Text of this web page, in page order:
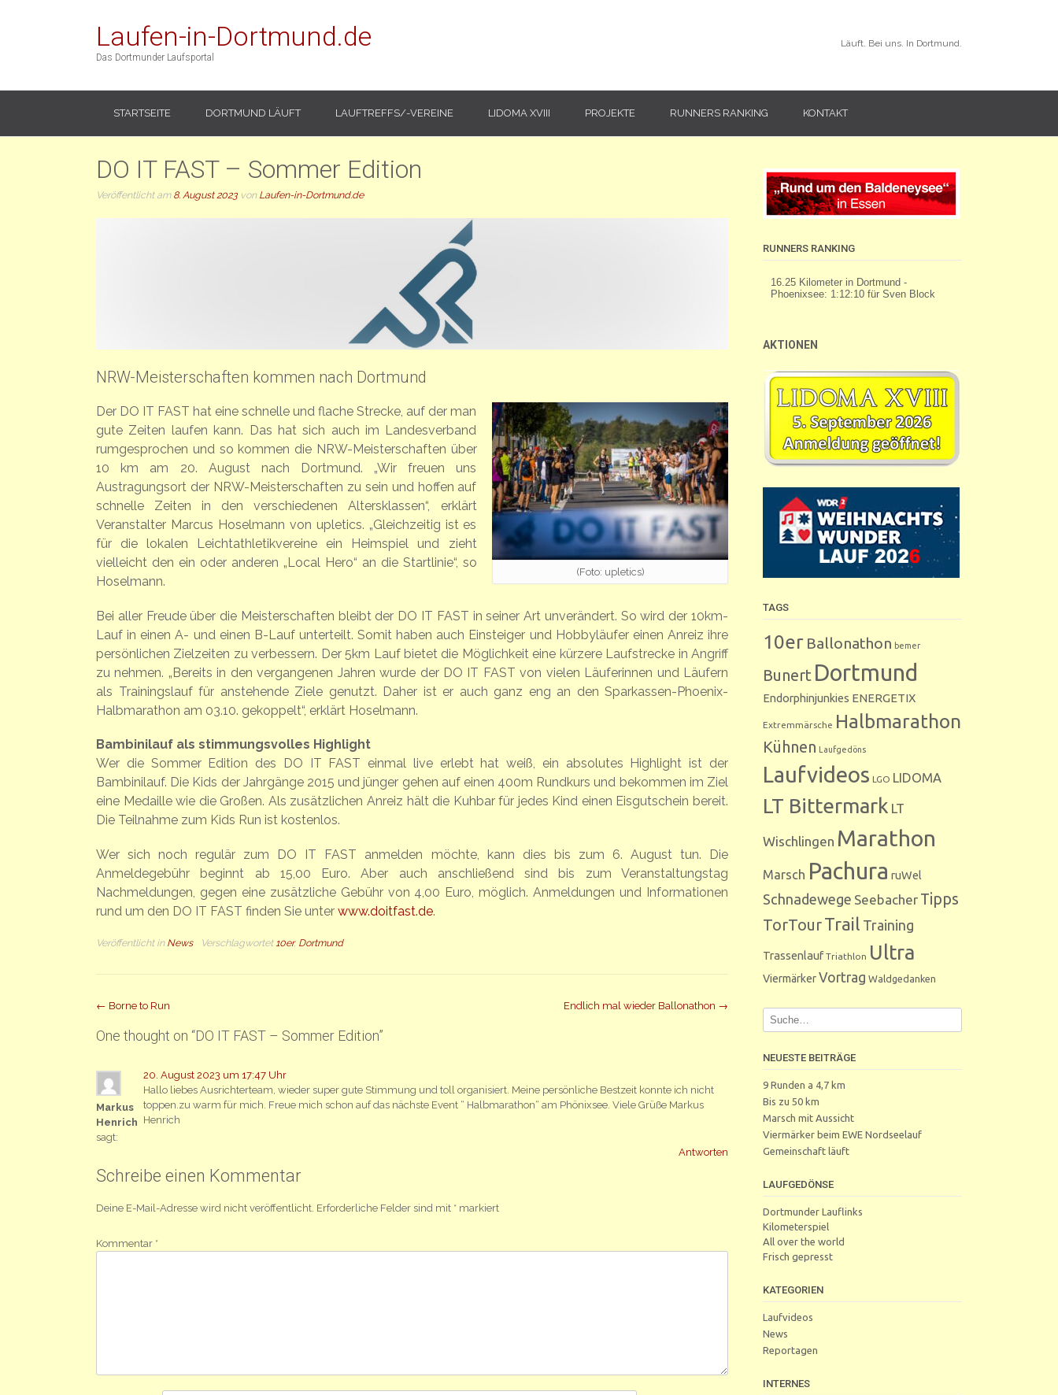
Laufen-in-Dortmund.de
Das Dortmunder Laufsportal
Läuft. Bei uns. In Dortmund.
STARTSEITE DORTMUND LÄUFT LAUFTREFFS/-VEREINE LIDOMA XVIII PROJEKTE RUNNERS RANKING KONTAKT
DO IT FAST – Sommer Edition
Veröffentlicht am 8. August 2023von Laufen-in-Dortmund.de
NRW-Meisterschaften kommen nach Dortmund
(Foto: upletics)
Der DO IT FAST hat eine schnelle und flache Strecke, auf der man
gute Zeiten laufen kann. Das hat sich auch im Landesverband
rumgesprochen und so kommen die NRW-Meisterschaften über
10 km am 20. August nach Dortmund. „Wir freuen uns
Austragungsort der NRW-Meisterschaften zu sein und hoffen auf
schnelle Zeiten in den verschiedenen Altersklassen“, erklärt
Veranstalter Marcus Hoselmann von upletics. „Gleichzeitig ist es
für die lokalen Leichtathletikvereine ein Heimspiel und zieht
vielleicht den ein oder anderen „Local Hero“ an die Startlinie“, so
Hoselmann.
Bei aller Freude über die Meisterschaften bleibt der DO IT FAST in seiner Art unverändert. So wird der 10km-
Lauf in einen A- und einen B-Lauf unterteilt. Somit haben auch Einsteiger und Hobbyläufer einen Anreiz ihre
persönlichen Zielzeiten zu verbessern. Der 5km Lauf bietet die Möglichkeit eine kürzere Laufstrecke in Angriff
zu nehmen. „Bereits in den vergangenen Jahren wurde der DO IT FAST von vielen Läuferinnen und Läufern
als Trainingslauf für anstehende Ziele genutzt. Daher ist er auch ganz eng an den Sparkassen-Phoenix-
Halbmarathon am 03.10. gekoppelt“, erklärt Hoselmann.
Bambinilauf als stimmungsvolles Highlight
Wer die Sommer Edition des DO IT FAST einmal live erlebt hat weiß, ein absolutes Highlight ist der
Bambinilauf. Die Kids der Jahrgänge 2015 und jünger gehen auf einen 400m Rundkurs und bekommen im Ziel
eine Medaille wie die Großen. Als zusätzlichen Anreiz hält die Kuhbar für jedes Kind einen Eisgutschein bereit.
Die Teilnahme zum Kids Run ist kostenlos.
Wer sich noch regulär zum DO IT FAST anmelden möchte, kann dies bis zum 6. August tun. Die
Anmeldegebühr beginnt ab 15,00 Euro. Aber auch anschließend sind bis zum Veranstaltungstag
Nachmeldungen, gegen eine zusätzliche Gebühr von 4,00 Euro, möglich. Anmeldungen und Informationen
rund um den DO IT FAST finden Sie unter www.doitfast.de.
Veröffentlicht in News Verschlagwortet 10er, Dortmund
Beitrag
Navigation
← Borne to Run Endlich mal wieder Ballonathon →
One thought on “DO IT FAST – Sommer Edition”
Markus
Henrich
sagt:
20. August 2023 um 17:47 Uhr
Hallo liebes Ausrichterteam, wieder super gute Stimmung und toll organisiert. Meine persönliche Bestzeit konnte ich nicht
toppen.zu warm für mich. Freue mich schon auf das nächste Event “ Halbmarathon“ am Phönixsee. Viele Grüße Markus
Henrich
Antworten
Schreibe einen Kommentar
Deine E-Mail-Adresse wird nicht veröffentlicht. Erforderliche Felder sind mit * markiert
Kommentar *
RUNNERS RANKING
AKTIONEN
TAGS
10er Ballonathon bemer
Bunert Dortmund
Endorphinjunkies ENERGETIX
Extremmärsche Halbmarathon
Kühnen Laufgedöns
Laufvideos LGO LIDOMA
LT Bittermark LT
Wischlingen Marathon
Marsch Pachura ruWel
Schnadewege Seebacher Tipps
TorTourTrail Training
Trassenlauf Triathlon Ultra
ViermärkerVortrag Waldgedanken
NEUESTE BEITRÄGE
9 Runden a 4,7 km
Bis zu 50 km
Marsch mit Aussicht
Viermärker beim EWE Nordseelauf
Gemeinschaft läuft
LAUFGEDÖNSE
Dortmunder Lauflinks
Kilometerspiel
All over the world
Frisch gepresst
KATEGORIEN
Laufvideos
News
Reportagen
INTERNES